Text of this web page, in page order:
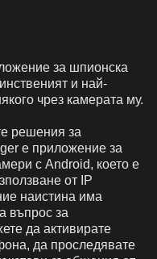
за шпионска
и най-
чрез камерата му.
решения за
е приложение за
с Android, което е
от IP
наистина има
въпрос за
да активирате
да проследявате